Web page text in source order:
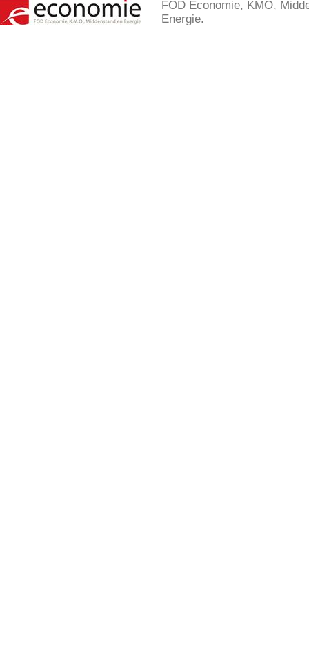
FOD Economie, KMO,
Energie.